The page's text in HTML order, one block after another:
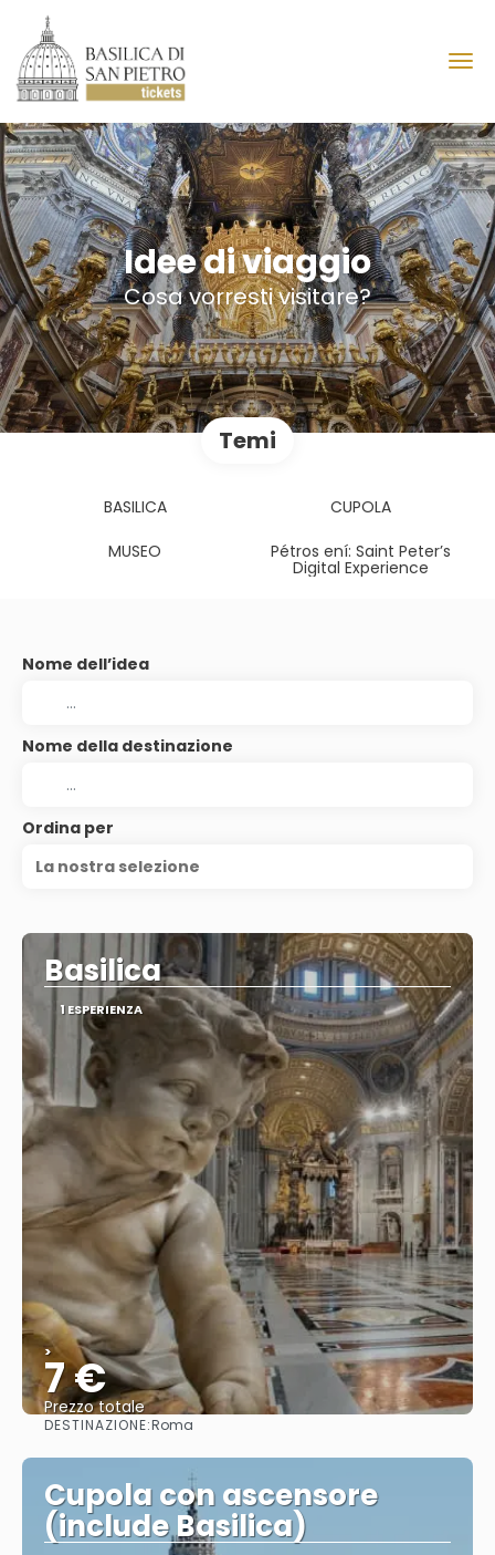
Idee di viaggio
Cosa vorresti visitare?
Temi
BASILICA
CUPOLA
MUSEO
Pétros ení: Saint Peter’s
Digital Experience
Nome dell’idea
Nome della destinazione
Ordina per
La nostra selezione
Basilica
1 ESPERIENZA
>
7 €
Prezzo totale
DESTINAZIONE:Roma
Cupola con ascensore
(include Basilica)